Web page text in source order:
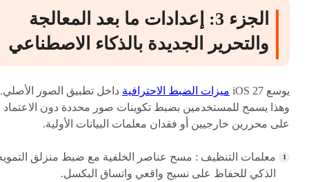
الجزء 3: إعدادات ما بعد المعالجة
والتحرير الجديدة بالذكاء الاصطناعي
يوسع iOS 27 ميزات الضبط الاحترافية داخل تطبيق الصور الأصلي.
وهذا يسمح للمستخدمين بضبط تكوينات صور محددة دون الاعتماد
على محررين خارجيين أو فقدان معلمات البيانات الأولية.
معلمات التنظيف : مسح عناصر الخلفية مع ضبط منزلق
الذكي للحفاظ على نسيج واقعي واتساق البكسل.